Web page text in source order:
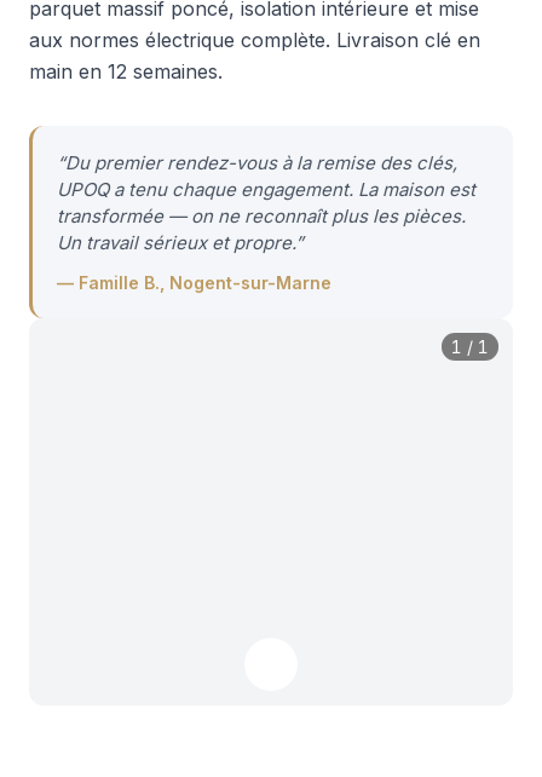
parquet massif poncé, isolation intérieure et mise
aux normes électrique complète. Livraison clé en
main en 12 semaines.
“Du premier rendez-vous à la remise des clés,
UPOQ a tenu chaque engagement. La maison est
transformée — on ne reconnaît plus les pièces.
Un travail sérieux et propre.”
— Famille B., Nogent-sur-Marne
1 / 1